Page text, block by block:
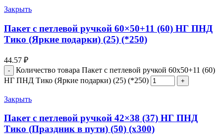
Закрыть
Пакет с петлевой ручкой 60×50+11 (60) НГ ПНД
Тико (Яркие подарки) (25) (*250)
44.57 ₽
Количество товара Пакет с петлевой ручкой 60x50+11 (60)
НГ ПНД Тико (Яркие подарки) (25) (*250)
Закрыть
Пакет с петлевой ручкой 42×38 (37) НГ ПНД
Тико (Праздник в пути) (50) (х300)